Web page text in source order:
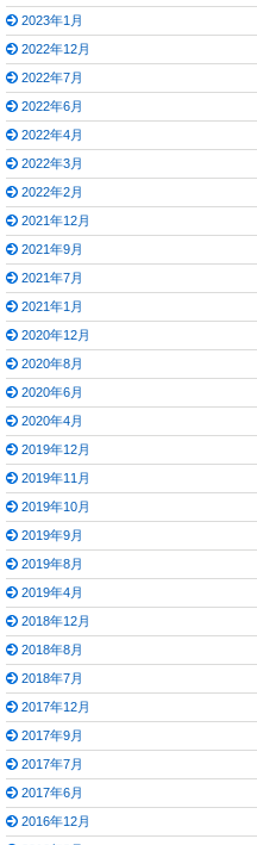
2023年1月
2022年12月
2022年7月
2022年6月
2022年4月
2022年3月
2022年2月
2021年12月
2021年9月
2021年7月
2021年1月
2020年12月
2020年8月
2020年6月
2020年4月
2019年12月
2019年11月
2019年10月
2019年9月
2019年8月
2019年4月
2018年12月
2018年8月
2018年7月
2017年12月
2017年9月
2017年7月
2017年6月
2016年12月